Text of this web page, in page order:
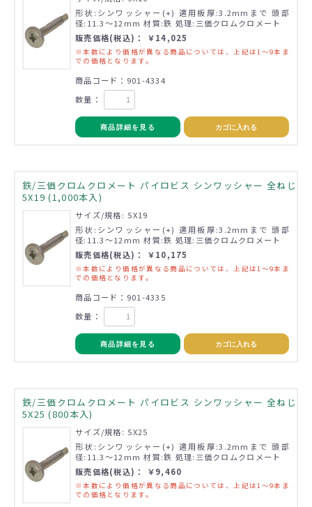
形状:シンワッシャー(+) 適用板厚:3.2mmまで 頭部
径:11.3～12mm 材質:鉄 処理:三価クロムクロメート
販売価格(税込)： ￥14,025
※本数により価格が異なる商品については、上記は1～9本ま
での価格となります。
商品コード：901-4334
数量：
商品詳細を見る カゴに入れる
鉄/三価クロムクロメート パイロビス シンワッシャー 全ねじ
5X19 (1,000本入)
サイズ/規格: 5X19
形状:シンワッシャー(+) 適用板厚:3.2mmまで 頭部
径:11.3～12mm 材質:鉄 処理:三価クロムクロメート
販売価格(税込)： ￥10,175
※本数により価格が異なる商品については、上記は1～9本ま
での価格となります。
商品コード：901-4335
数量：
商品詳細を見る カゴに入れる
鉄/三価クロムクロメート パイロビス シンワッシャー 全ねじ
5X25 (800本入)
サイズ/規格: 5X25
形状:シンワッシャー(+) 適用板厚:3.2mmまで 頭部
径:11.3～12mm 材質:鉄 処理:三価クロムクロメート
販売価格(税込)： ￥9,460
※本数により価格が異なる商品については、上記は1～9本ま
での価格となります。